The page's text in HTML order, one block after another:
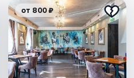
от 800 ₽